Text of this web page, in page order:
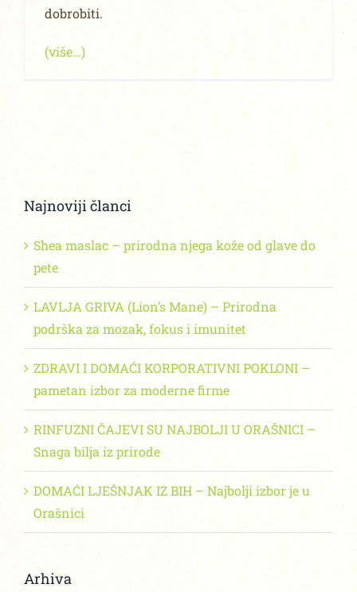
dobrobiti.
(više…)
Najnoviji članci
Shea maslac – prirodna njega kože od glave do
pete
LAVLJA GRIVA (Lion’s Mane) – Prirodna
podrška za mozak, fokus i imunitet
ZDRAVI I DOMAĆI KORPORATIVNI POKLONI –
pametan izbor za moderne firme
RINFUZNI ČAJEVI SU NAJBOLJI U ORAŠNICI –
Snaga bilja iz prirode
DOMAĆI LJEŠNJAK IZ BIH – Najbolji izbor je u
Orašnici
Arhiva